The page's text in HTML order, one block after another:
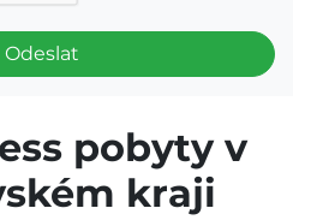
Odeslat
pobyty v
kraji